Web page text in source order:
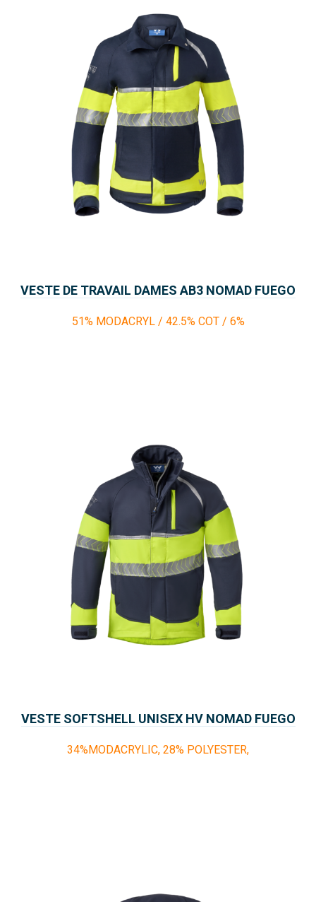
VESTE DE TRAVAIL DAMES AB3 NOMAD FUEGO
51% MODACRYL / 42.5% COT / 6%
VESTE SOFTSHELL UNISEX HV NOMAD FUEGO
34%MODACRYLIC, 28% POLYESTER,